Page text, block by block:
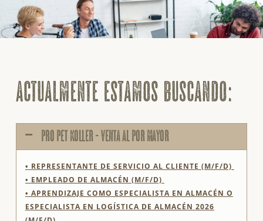
actualmente estamos buscando:
pro pet koller - venta al por mayor
• REPRESENTANTE DE SERVICIO AL CLIENTE (M/F/D)
• EMPLEADO DE ALMACÉN (M/F/D)
• APRENDIZAJE COMO ESPECIALISTA EN ALMACÉN O
ESPECIALISTA EN LOGÍSTICA DE ALMACÉN 2026